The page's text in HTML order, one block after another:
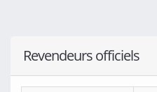
Revendeurs officiels